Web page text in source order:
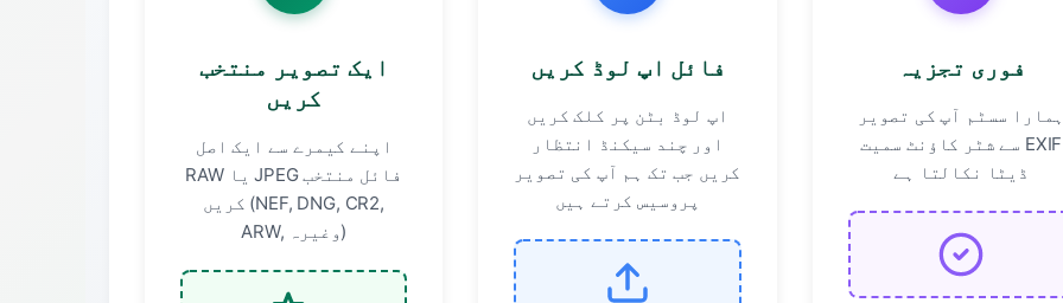
ایک تصویر منتخب
کریں
اپنے کیمرے سے ایک اصل
RAW یا JPEG فائل منتخب
کریں (NEF, DNG, CR2,
ARW, وغیرہ)
فائل اپ لوڈ کریں
اپ لوڈ بٹن پر کلک کریں
اور چند سیکنڈ انتظار
کریں جب تک ہم آپ کی تصویر
پروسیس کرتے ہیں
فوری تجزیہ
سسٹم آپ کی تصویر
سے شٹر کاؤنٹ سمیت EXIF
ڈیٹا نکالتا ہے